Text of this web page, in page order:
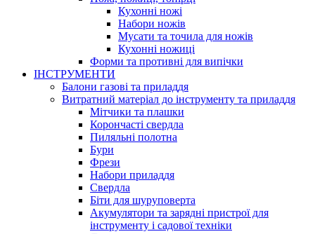
Кухонні ножі
Набори ножів
Мусати та точила для ножів
Кухонні ножиці
Форми та противні для випічки
ІНСТРУМЕНТИ
Балони газові та приладдя
Витратний матеріал до інструменту та приладдя
Мітчики та плашки
Корончасті свердла
Пиляльні полотна
Бури
Фрези
Набори приладдя
Свердла
Біти для шуруповерта
Акумулятори та зарядні пристрої для
інструменту і садової техніки